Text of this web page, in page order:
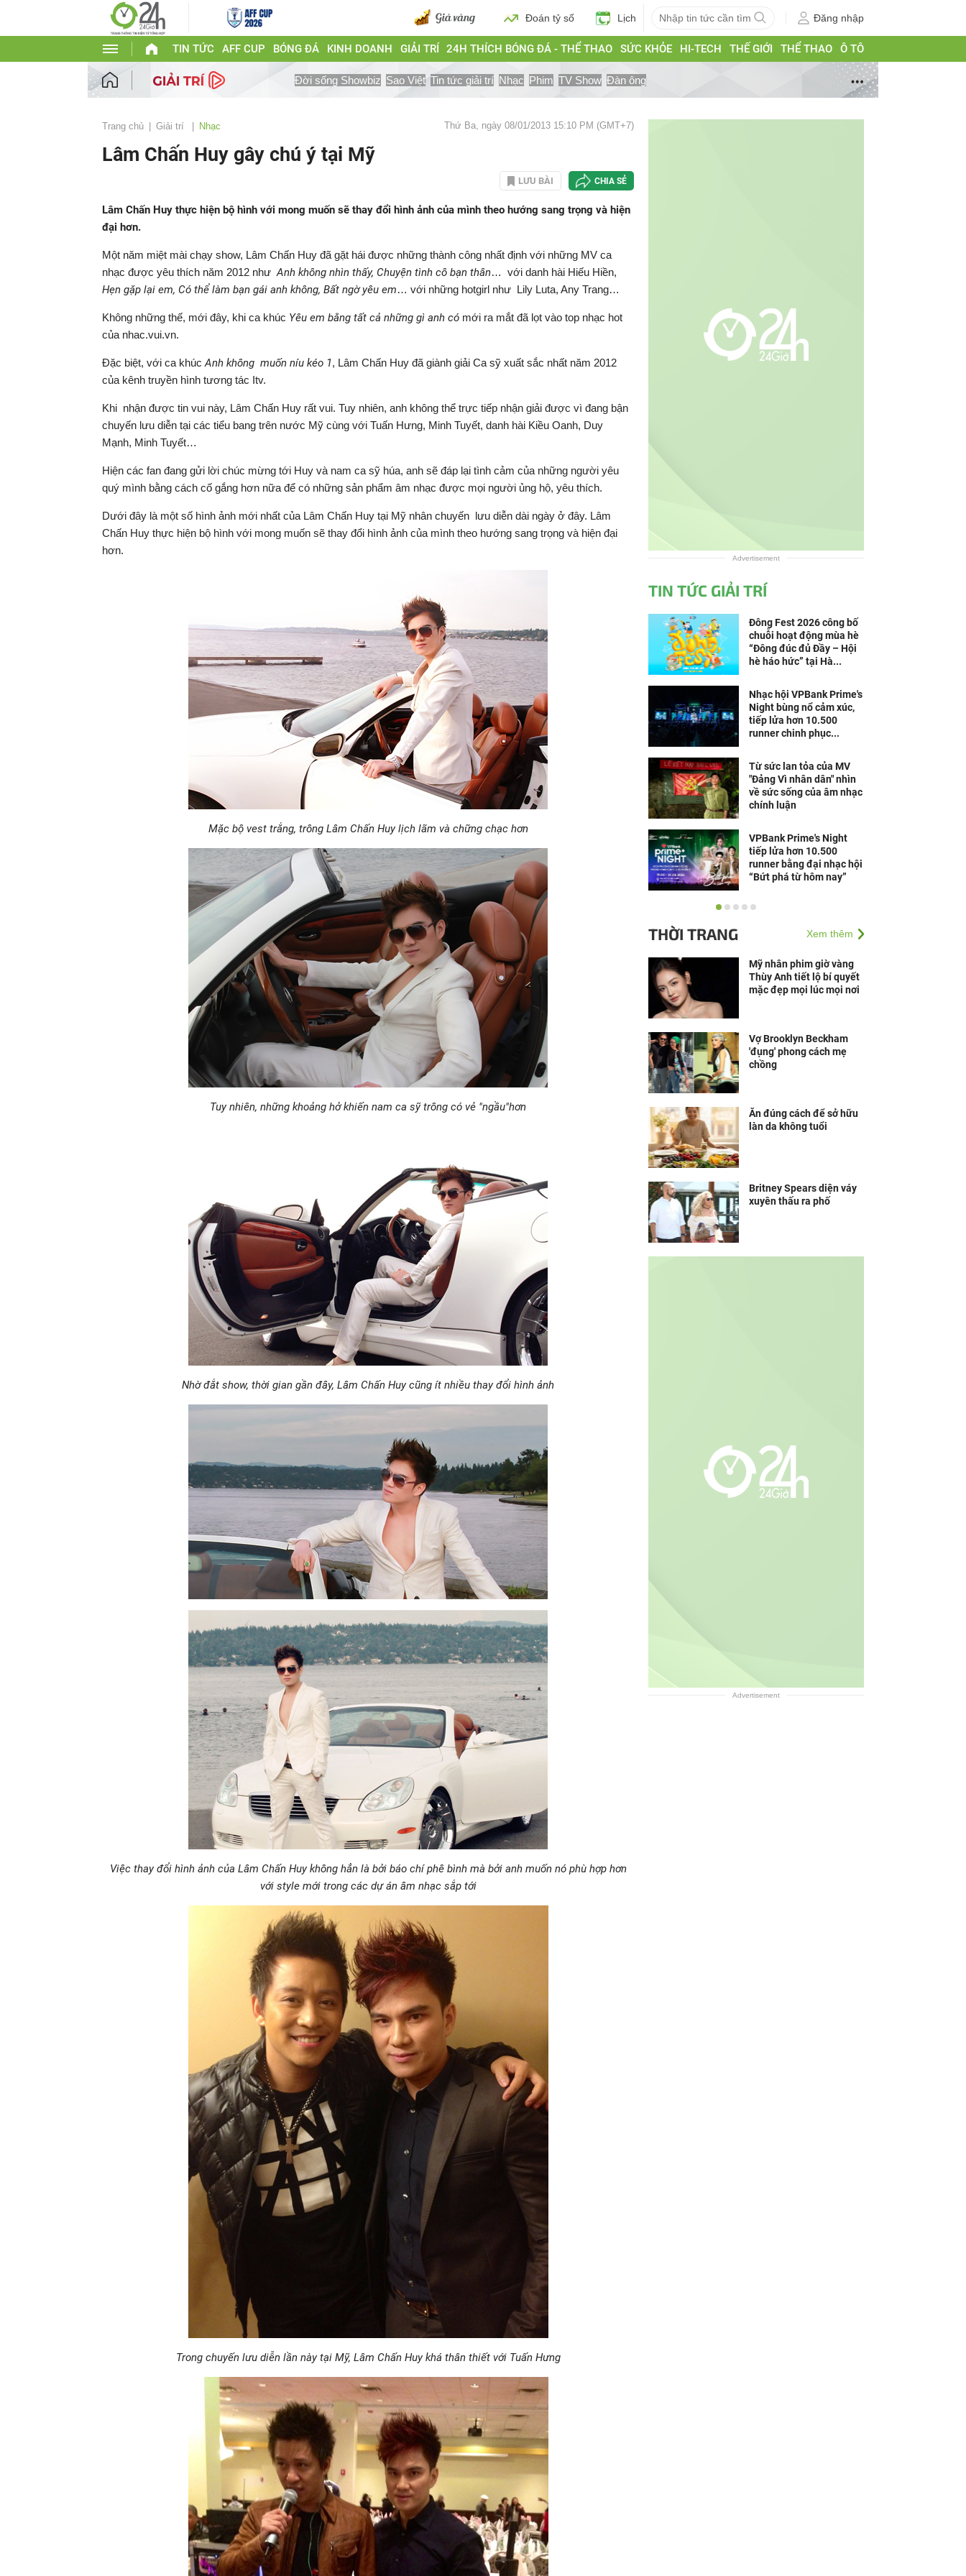
Đoán tỷ số Lịch Đăng nhập
TIN TỨC AFF CUP BÓNG ĐÁ KINH DOANH GIẢI TRÍ 24H THÍCH BÓNG ĐÁ - THỂ THAO SỨC KHỎE HI-TECH THẾ GIỚI THỂ THAO Ô TÔ
Đời sống Showbiz Sao Việt Tin tức giải trí Nhạc Phim TV Show Đàn ông
Trang chủ Giải trí Nhạc Thứ Ba, ngày 08/01/2013 15:10 PM (GMT+7)
Lâm Chấn Huy gây chú ý tại Mỹ
LƯU BÀI CHIA SẺ
Lâm Chấn Huy thực hiện bộ hình với mong muốn sẽ thay đổi hình ảnh của mình theo hướng sang trọng và hiện
đại hơn.
Một năm miệt mài chạy show, Lâm Chấn Huy đã gặt hái được những thành công nhất định với những MV ca
nhạc được yêu thích năm 2012 như Anh không nhìn thấy, Chuyện tình cô bạn thân… với danh hài Hiếu Hiền,
Hẹn gặp lại em, Có thể làm bạn gái anh không, Bất ngờ yêu em… với những hotgirl như Lily Luta, Any Trang…
Không những thế, mới đây, khi ca khúc Yêu em bằng tất cả những gì anh có mới ra mắt đã lọt vào top nhạc hot
của nhac.vui.vn.
Đặc biệt, với ca khúc Anh không muốn níu kéo 1, Lâm Chấn Huy đã giành giải Ca sỹ xuất sắc nhất năm 2012
của kênh truyền hình tương tác Itv.
Khi nhận được tin vui này, Lâm Chấn Huy rất vui. Tuy nhiên, anh không thể trực tiếp nhận giải được vì đang bận
chuyến lưu diễn tại các tiểu bang trên nước Mỹ cùng với Tuấn Hưng, Minh Tuyết, danh hài Kiều Oanh, Duy
Mạnh, Minh Tuyết…
Hiện các fan đang gửi lời chúc mừng tới Huy và nam ca sỹ húa, anh sẽ đáp lại tình cảm của những người yêu
quý mình bằng cách cố gắng hơn nữa để có những sản phẩm âm nhạc được mọi người ủng hộ, yêu thích.
Dưới đây là một số hình ảnh mới nhất của Lâm Chấn Huy tại Mỹ nhân chuyến lưu diễn dài ngày ở đây. Lâm
Chấn Huy thực hiện bộ hình với mong muốn sẽ thay đổi hình ảnh của mình theo hướng sang trọng và hiện đại
hơn.
Mặc bộ vest trắng, trông Lâm Chấn Huy lịch lãm và chững chạc hơn
Tuy nhiên, những khoảng hở khiến nam ca sỹ trông có vẻ "ngầu"hơn
Nhờ đắt show, thời gian gần đây, Lâm Chấn Huy cũng ít nhiều thay đổi hình ảnh
Việc thay đổi hình ảnh của Lâm Chấn Huy không hẳn là bởi báo chí phê bình mà bởi anh muốn nó phù hợp hơn
với style mới trong các dự án âm nhạc sắp tới
Trong chuyến lưu diễn lần này tại Mỹ, Lâm Chấn Huy khá thân thiết với Tuấn Hưng
Advertisement
TIN TỨC GIẢI TRÍ
Đông Fest 2026 công bố
chuỗi hoạt động mùa hè
“Đông đúc đủ Đầy – Hội
hè háo hức” tại Hà...
Nhạc hội VPBank Prime's
Night bùng nổ cảm xúc,
tiếp lửa hơn 10.500
runner chinh phục...
Từ sức lan tỏa của MV
"Đảng Vì nhân dân" nhìn
về sức sống của âm nhạc
chính luận
VPBank Prime's Night
tiếp lửa hơn 10.500
runner bằng đại nhạc hội
“Bứt phá từ hôm nay”
Hàng nghìn khán giả
Thạch, Bùi Công Nam tại
Nẵng
THỜI TRANG Xem thêm
Mỹ nhân phim giờ vàng
Thùy Anh tiết lộ bí quyết
mặc đẹp mọi lúc mọi nơi
Vợ Brooklyn Beckham
'đụng' phong cách mẹ
chồng
Ăn đúng cách để sở hữu
làn da không tuổi
Britney Spears diện váy
xuyên thấu ra phố
Advertisement